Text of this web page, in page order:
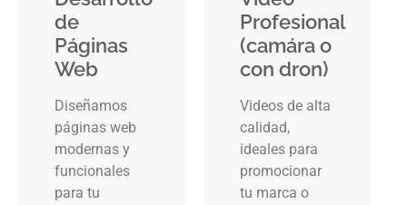
de
Páginas
Web
Diseñamos
páginas web
modernas y
funcionales
para tu
Profesional
(camára o
con dron)
Videos de alta
calidad,
ideales para
promocionar
tu marca o